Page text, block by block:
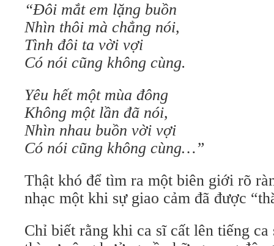
“Đôi mắt em lặng buồn
Nhìn thôi mà chẳng nói,
Tình đôi ta vời vợi
Có nói cũng không cùng.
Yêu hết một mùa đông
Không một lần đã nói,
Nhìn nhau buồn vời vợi
Có nói cũng không cùng…”
Thật khó để tìm ra một biên giới rõ
nhạc một khi sự giao cảm đã được
Chỉ biết rằng khi ca sĩ cất lên tiếng